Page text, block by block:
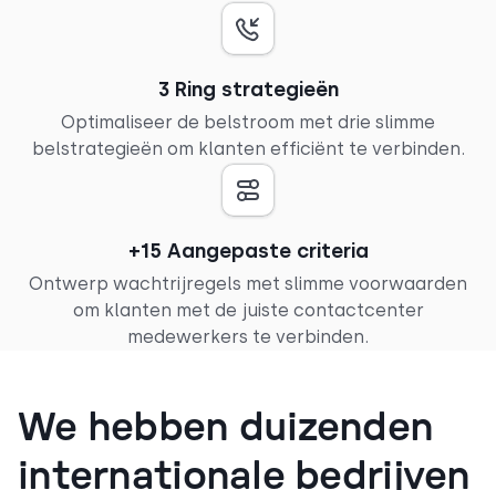
3 Ring strategieën
Optimaliseer de belstroom met drie slimme
belstrategieën om klanten efficiënt te verbinden.
+15 Aangepaste criteria
Ontwerp wachtrijregels met slimme voorwaarden
om klanten met de juiste contactcenter
medewerkers te verbinden.
We hebben duizenden
internationale bedrijven